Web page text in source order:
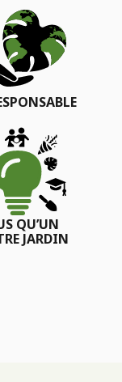
QU’UN
JARDIN